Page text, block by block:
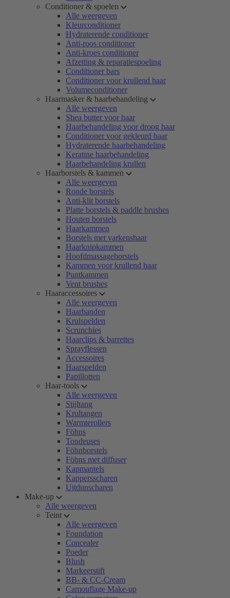
Conditioner & spoelen
Alle weergeven
Kleurconditioner
Hydraterende conditioner
Anti-roos conditioner
Anti-kroes conditioner
Afzetting & reparatiespoeling
Conditioner bars
Conditioner voor krullend haar
Volumeconditioner
Haarmasker & haarbehandeling
Alle weergeven
Shea butter voor haar
Haarbehandeling voor droog haar
Conditioner voor gekleurd haar
Hydraterende haarbehandeling
Keratine haarbehandeling
Haarbehandeling krullen
Haarborstels & kammen
Alle weergeven
Ronde borstels
Anti-klit borstels
Platte borstels & paddle brushes
Houten borstels
Haarkammen
Borstels met varkenshaar
Haarknipkammen
Hoofdmassageborstels
Kammen voor krullend haar
Puntkammen
Vent brushes
Haaraccessoires
Alle weergeven
Haarbanden
Krulspelden
Scrunchies
Haarclips & barrettes
Sprayflessen
Accessoires
Haarspelden
Papillotten
Haar-tools
Alle weergeven
Stijltang
Krultangen
Warmterollers
Föhns
Tondeuses
Föhnborstels
Föhns met diffuser
Kapmantels
Kappersscharen
Uitdunscharen
Make-up
Alle weergeven
Teint
Alle weergeven
Foundation
Concealer
Poeder
Blush
Markeerstift
BB- & CC-Cream
Camouflage Make-up